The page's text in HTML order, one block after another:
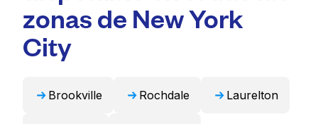
puede encargarse de estos artículos de forma
profesional y devolverlos listos para usar en
24 horas.
zonas de New York
City
Brookville Rochdale Laurelton